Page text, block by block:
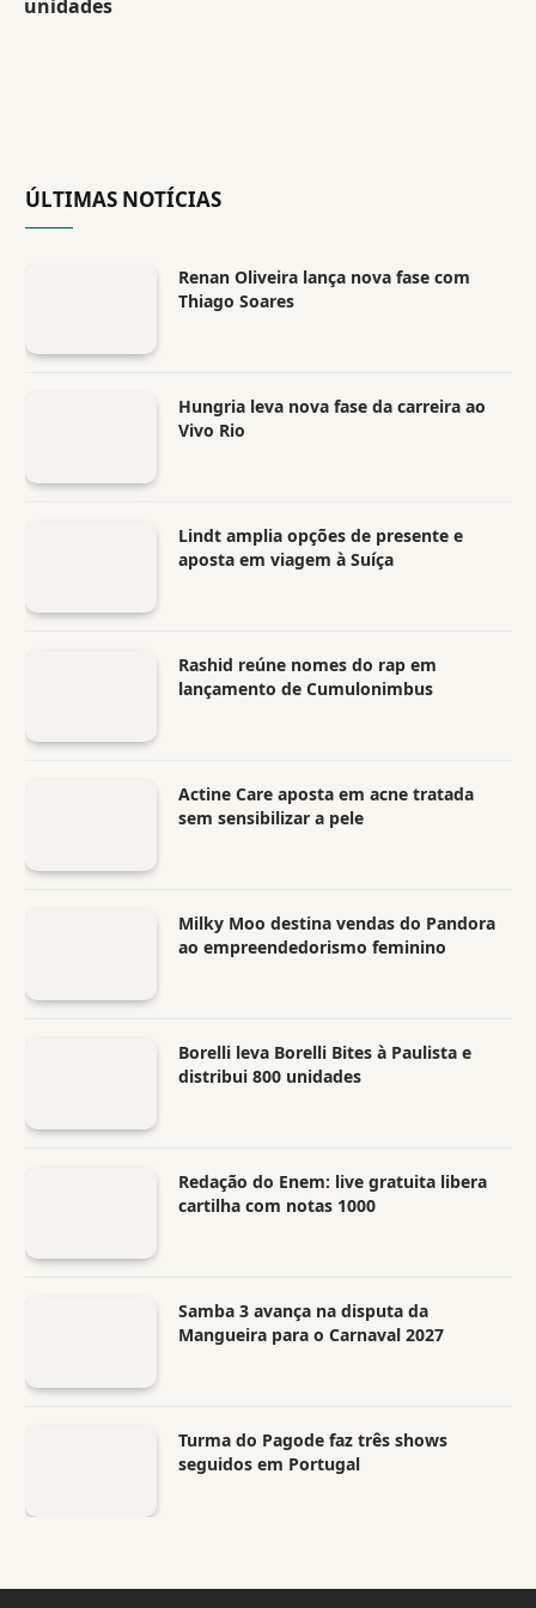
unidades
ÚLTIMAS NOTÍCIAS
Renan Oliveira lança nova fase com
Thiago Soares
Hungria leva nova fase da carreira ao
Vivo Rio
Lindt amplia opções de presente e
aposta em viagem à Suíça
Rashid reúne nomes do rap em
lançamento de Cumulonimbus
Actine Care aposta em acne tratada
sem sensibilizar a pele
Milky Moo destina vendas do Pandora
ao empreendedorismo feminino
Borelli leva Borelli Bites à Paulista e
distribui 800 unidades
Redação do Enem: live gratuita libera
cartilha com notas 1000
Samba 3 avança na disputa da
Mangueira para o Carnaval 2027
Turma do Pagode faz três shows
seguidos em Portugal